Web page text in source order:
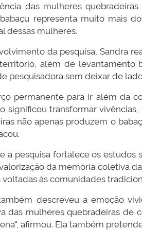
das mulheres
representa muito mais
dessas mulheres.
da pesquisa, Sandra
além de levantamento
pesquisadora sem deixar de
permanente para ir além da
significou transformar
não apenas produzem o
a pesquisa fortalece os
da memória coletiva
às comunidades
descreveu a emoção
das mulheres quebradeiras de
afirmou. Ela também